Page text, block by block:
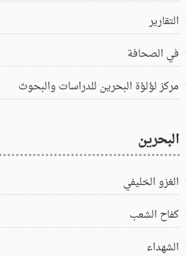
التقارير
في الصحافة
مركز لؤلؤة البحرين للدراسات والبحوث
البحرين
الغزو الخليفي
كفاح الشعب
الشهداء